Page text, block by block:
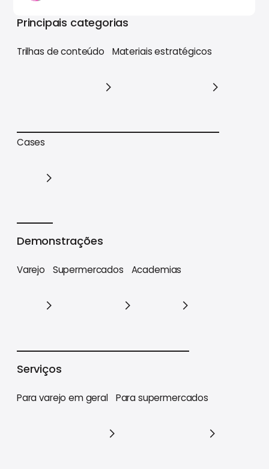
Principais categorias
Trilhas de conteúdo
Trilhas de conteúdo
Materiais estratégicos
Cases
Demonstrações
Varejo Supermercados Academias
Serviços
Para varejo em geral Para supermercados